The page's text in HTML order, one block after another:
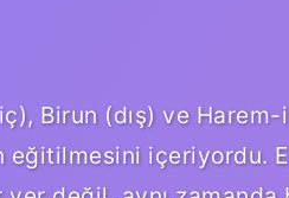
Birun (dış) ve
eğitilmesini içeriyordu.